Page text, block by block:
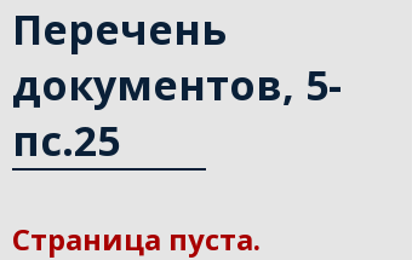
Перечень
документов, 5-
пс.25
Страница пуста.